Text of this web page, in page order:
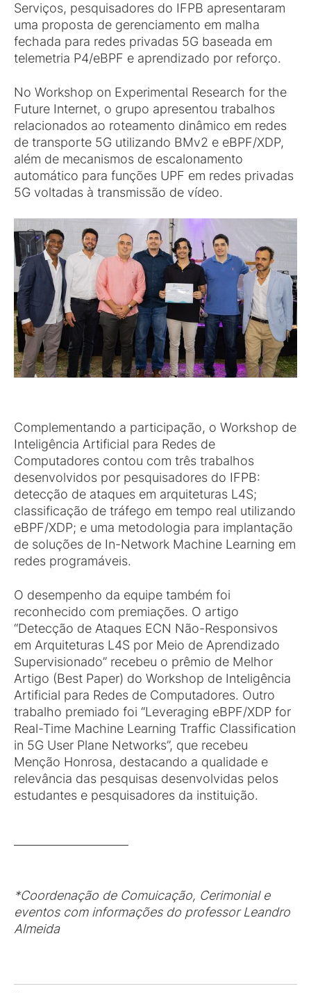
Serviços, pesquisadores do IFPB apresentaram
uma proposta de gerenciamento em malha
fechada para redes privadas 5G baseada em
telemetria P4/eBPF e aprendizado por reforço.
No Workshop on Experimental Research for the
Future Internet, o grupo apresentou trabalhos
relacionados ao roteamento dinâmico em redes
de transporte 5G utilizando BMv2 e eBPF/XDP,
além de mecanismos de escalonamento
automático para funções UPF em redes privadas
5G voltadas à transmissão de vídeo.
Complementando a participação, o Workshop de
Inteligência Artificial para Redes de
Computadores contou com três trabalhos
desenvolvidos por pesquisadores do IFPB:
detecção de ataques em arquiteturas L4S;
classificação de tráfego em tempo real utilizando
eBPF/XDP; e uma metodologia para implantação
de soluções de In-Network Machine Learning em
redes programáveis.
O desempenho da equipe também foi
reconhecido com premiações. O artigo
“Detecção de Ataques ECN Não-Responsivos
em Arquiteturas L4S por Meio de Aprendizado
Supervisionado” recebeu o prêmio de Melhor
Artigo (Best Paper) do Workshop de Inteligência
Artificial para Redes de Computadores. Outro
trabalho premiado foi “Leveraging eBPF/XDP for
Real-Time Machine Learning Traffic Classification
in 5G User Plane Networks”, que recebeu
Menção Honrosa, destacando a qualidade e
relevância das pesquisas desenvolvidas pelos
estudantes e pesquisadores da instituição.
*Coordenação de Comuicação, Cerimonial e
eventos com informações do professor Leandro
Almeida